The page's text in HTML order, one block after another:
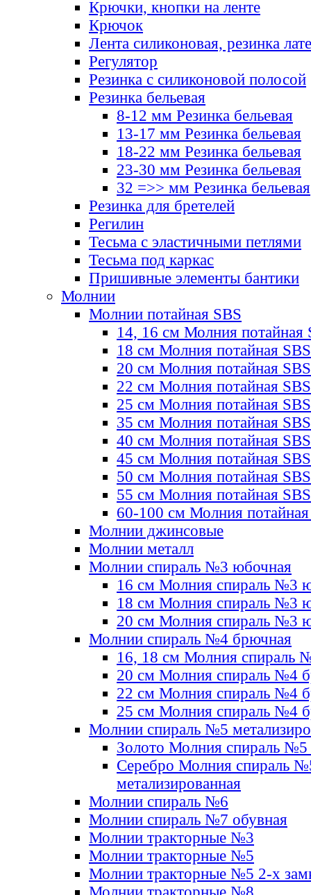
Крючки, кнопки на ленте
Крючок
Лента силиконовая, резинка
Регулятор
Резинка с силиконовой полосой
Резинка бельевая
8-12 мм Резинка бельевая
13-17 мм Резинка бельевая
18-22 мм Резинка бельевая
23-30 мм Резинка бельевая
32 =>> мм Резинка бельевая
Резинка для бретелей
Регилин
Тесьма с эластичными петлями
Тесьма под каркас
Пришивные элементы бантики
Молнии
Молнии потайная SBS
14, 16 см Молния потайная
18 см Молния потайная SBS
20 см Молния потайная SBS
22 см Молния потайная SBS
25 см Молния потайная SBS
35 см Молния потайная SBS
40 см Молния потайная SBS
45 см Молния потайная SBS
50 см Молния потайная SBS
55 см Молния потайная SBS
60-100 см Молния
Молнии джинсовые
Молнии металл
Молнии спираль №3 юбочная
16 см Молния спираль №3
18 см Молния спираль №3
20 см Молния спираль №3
Молнии спираль №4 брючная
16, 18 см Молния спираль
20 см Молния спираль №4
22 см Молния спираль №4
25 см Молния спираль №4
Молнии спираль №5
Золото Молния спираль №5
Серебро Молния спираль
метализированная
Молнии спираль №6
Молнии спираль №7 обувная
Молнии тракторные №3
Молнии тракторные №5
Молнии тракторные №5 2-х